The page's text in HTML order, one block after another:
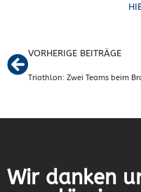
VORHERIGE BEITRÄGE
Wir danken